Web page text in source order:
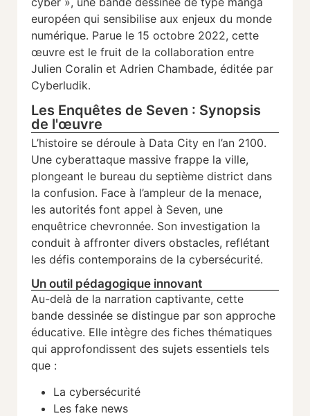
européen qui sensibilise aux enjeux du monde
numérique. Parue le 15 octobre 2022, cette
œuvre est le fruit de la collaboration entre
Julien Coralin et Adrien Chambade, éditée par
Cyberludik.
Les Enquêtes de Seven : Synopsis
de l'œuvre
L’histoire se déroule à Data City en l’an 2100.
Une cyberattaque massive frappe la ville,
plongeant le bureau du septième district dans
la confusion. Face à l’ampleur de la menace,
les autorités font appel à Seven, une
enquêtrice chevronnée. Son investigation la
conduit à affronter divers obstacles, reflétant
les défis contemporains de la cybersécurité.
Un outil pédagogique innovant
Au-delà de la narration captivante, cette
bande dessinée se distingue par son approche
éducative. Elle intègre des fiches thématiques
qui approfondissent des sujets essentiels tels
que :
La cybersécurité
Les fake news